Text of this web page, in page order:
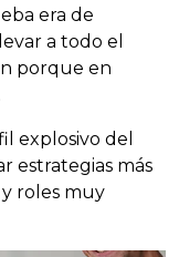
era de
a todo el
porque en
explosivo del
estrategias más
y roles muy